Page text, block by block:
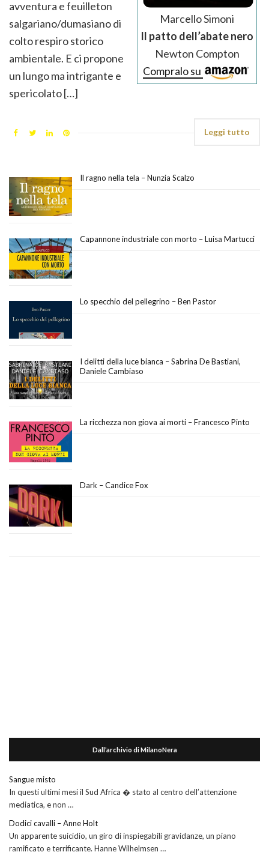
Marcello Simoni
Il patto dell’abate nero
Newton Compton
Compralo su
avventura e feuilleton
salgariano/dumasiano di
colto respiro storico
ambientale. E ci propone
un lungo ma intrigante e
spericolato […]
Leggi tutto
Il ragno nella tela – Nunzia Scalzo
Capannone industriale con morto – Luisa Martucci
Lo specchio del pellegrino – Ben Pastor
I delitti della luce bianca – Sabrina De Bastiani,
Daniele Cambiaso
La ricchezza non giova ai morti – Francesco Pinto
Dark – Candice Fox
Dall’archivio di MilanoNera
Sangue misto
In questi ultimi mesi il Sud Africa � stato al centro dell’attenzione
mediatica, e non …
Dodici cavalli – Anne Holt
Un apparente suicidio, un giro di inspiegabili gravidanze, un piano
ramificato e terrificante. Hanne Wilhelmsen …